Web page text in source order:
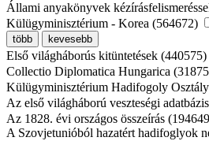
Állami anyakönyvek
Külügyminisztérium - Korea (564672)
több kevesebb
Első világháborús kitüntetések (440575)
Collectio Diplomatica Hungarica
Külügyminisztérium Hadifogoly
Az első világháború veszteségi
Az 1828. évi országos összeírás
A Szovjetunióból hazatért hadifoglyok